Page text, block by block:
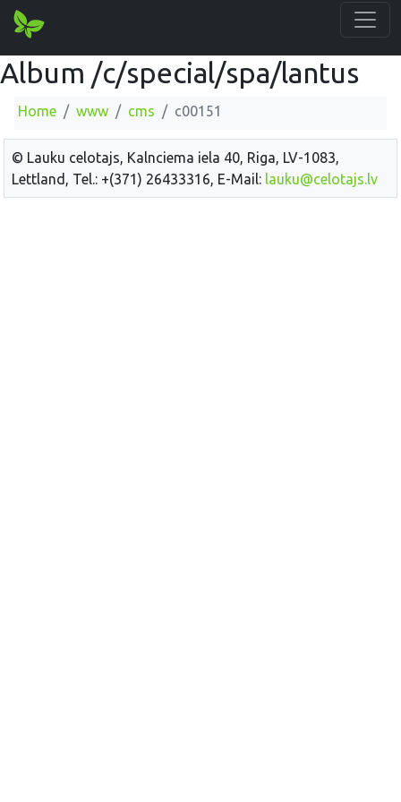
Album /c/special/spa/lantus
Home www cms c00151
© Lauku celotajs, Kalnciema iela 40, Riga, LV-1083,
Lettland, Tel.: +(371) 26433316, E-Mail: lauku@celotajs.lv